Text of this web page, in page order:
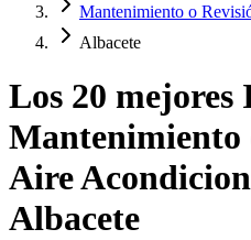
Mantenimiento o
Albacete
Los 20 mejores
Mantenimiento
Aire
Albacete